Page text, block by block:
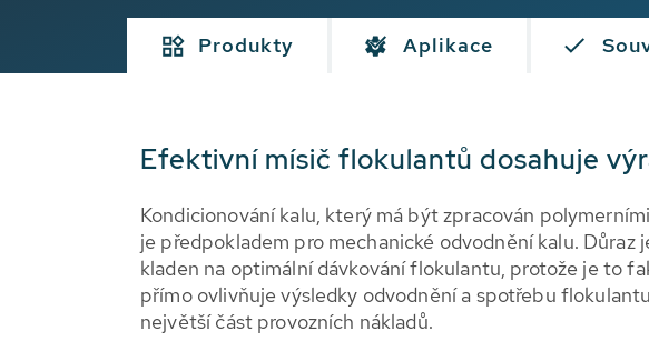
Produkty Aplikace
Efektivní mísič flokulantů dosahuje
Kondicionování kalu, který má být zpracován
je předpokladem pro mechanické odvodnění kalu. Důraz
kladen na optimální dávkování flokulantu, protože je to
přímo ovlivňuje výsledky odvodnění a spotřebu
největší část provozních nákladů.